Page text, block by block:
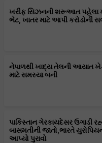
ખરીફ સિઝનની શરૂઆત પહેલા
ભેટ, ખાતર માટે આપી કરોડોની
નેપાળથી ખાદ્ય તેલની આયાત
માટે સમસ્યા બની
પાકિસ્તાન ગેરકાયદેસર ઉગાડી
બાસમતીની જાતો,ભારતે
આપ્યો પુરાવો